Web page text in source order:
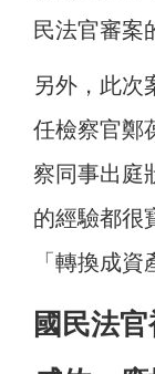
民法官審案
另外，此次
任檢察官鄭
察同事出庭
的經驗都很
「轉換成
國民法